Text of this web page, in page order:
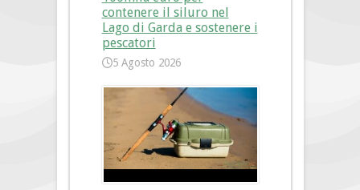
contenere il siluro nel
Lago di Garda e sostenere i
pescatori
5 Agosto 2026